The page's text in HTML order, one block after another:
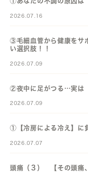
2026.07.16
③毛細血管から健康をサ
い選択肢！！
2026.07.09
②夜中に足がつる…実は「
2026.07.09
①【冷房による冷え】に
2026.07.07
頭痛（３） 【その頭痛